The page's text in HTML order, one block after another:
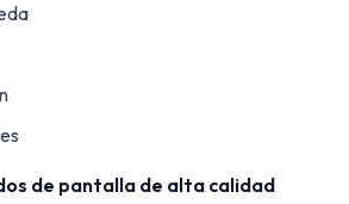
de pantalla de alta calidad